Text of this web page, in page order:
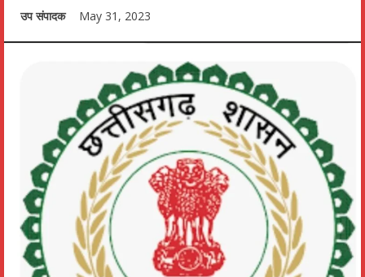
उप संपादक May 31, 2023